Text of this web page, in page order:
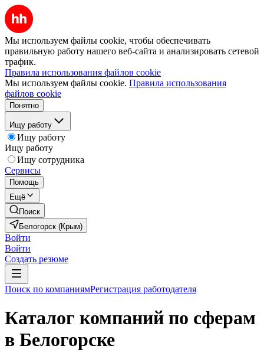
Мы используем файлы cookie, чтобы обеспечивать
правильную работу нашего веб-сайта и анализировать сетевой
трафик.
Правила использования файлов cookie
Мы используем файлы cookie. Правила использования
файлов cookie
Понятно
Ищу работу
Ищу работу
Ищу работу
Ищу сотрудника
Сервисы
Помощь
Ещё
Поиск
Белогорск (Крым)
Войти
Войти
Создать резюме
Поиск по компаниямРегистрация работодателя
Каталог компаний по сферам
в Белогорске